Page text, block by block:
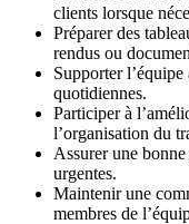
clients lorsque
Préparer des
rendus ou
Supporter
quotidiennes.
Participer à
l’organisation du
Assurer une
urgentes.
Maintenir une
membres de